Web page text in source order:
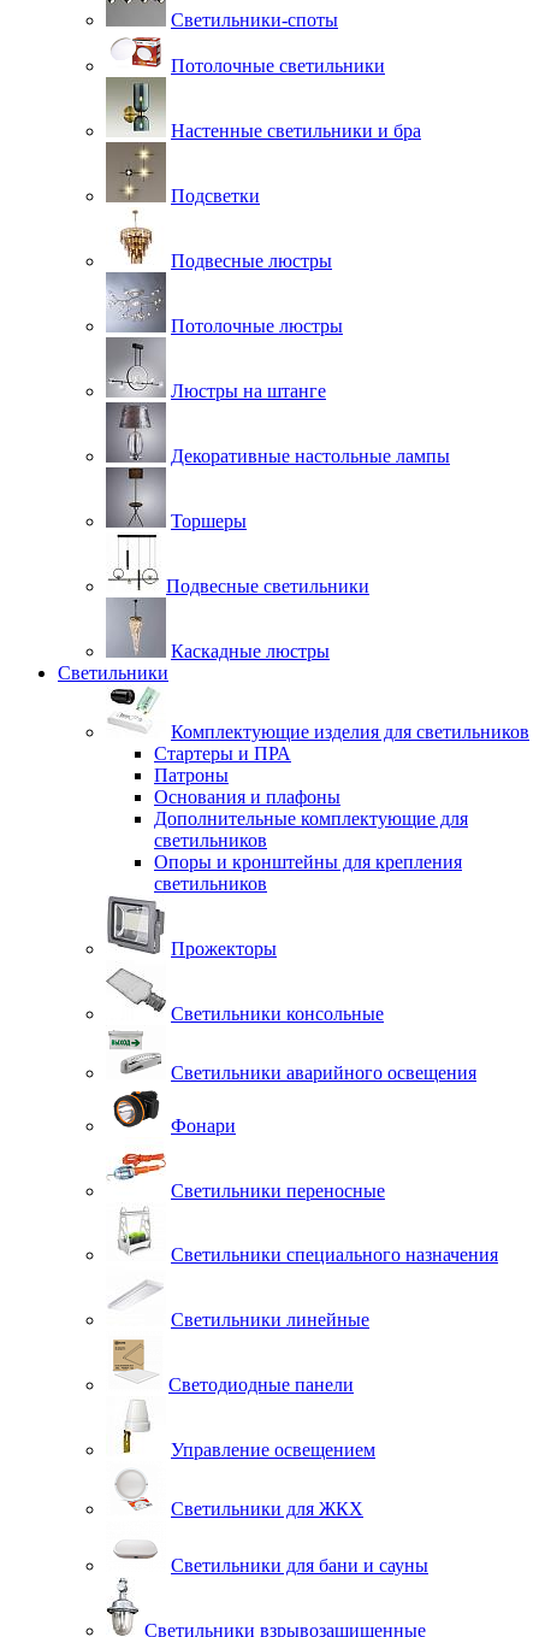
Светильники-споты
Потолочные светильники
Настенные светильники и бра
Подсветки
Подвесные люстры
Потолочные люстры
Люстры на штанге
Декоративные настольные лампы
Торшеры
Подвесные светильники
Каскадные люстры
Светильники
Комплектующие изделия для светильников
Стартеры и ПРА
Патроны
Основания и плафоны
Дополнительные комплектующие для
светильников
Опоры и кронштейны для крепления
светильников
Прожекторы
Светильники консольные
Светильники аварийного освещения
Фонари
Светильники переносные
Светильники специального назначения
Светильники линейные
Светодиодные панели
Управление освещением
Светильники для ЖКХ
Светильники для бани и сауны
Светильники взрывозащищенные